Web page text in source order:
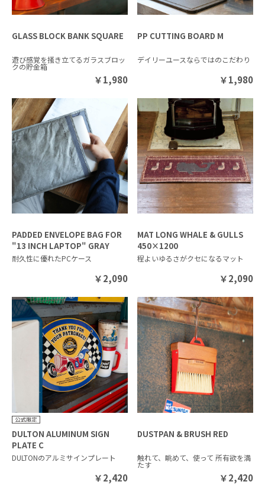
GLASS BLOCK BANK SQUARE
遊び感覚を掻き立てるガラスブロッ
クの貯金箱
￥1,980
PP CUTTING BOARD M
デイリーユースならではのこだわり
￥1,980
PADDED ENVELOPE BAG FOR
"13 INCH LAPTOP" GRAY
耐久性に優れたPCケース
￥2,090
MAT LONG WHALE & GULLS
450×1200
程よいゆるさがクセになるマット
￥2,090
DULTON ALUMINUM SIGN
PLATE C
DULTONのアルミサインプレート
￥2,420
DUSTPAN & BRUSH RED
触れて、眺めて、使って 所有欲を満
たす
￥2,420